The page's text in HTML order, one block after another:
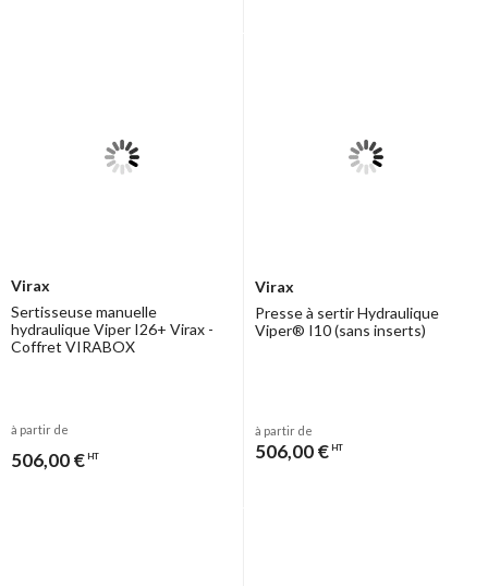
Virax
Sertisseuse manuelle
hydraulique Viper I26+ Virax -
Coffret VIRABOX
à partir de
506,00 € HT
Virax
Presse à sertir Hydraulique
Viper® I10 (sans inserts)
à partir de
506,00 € HT